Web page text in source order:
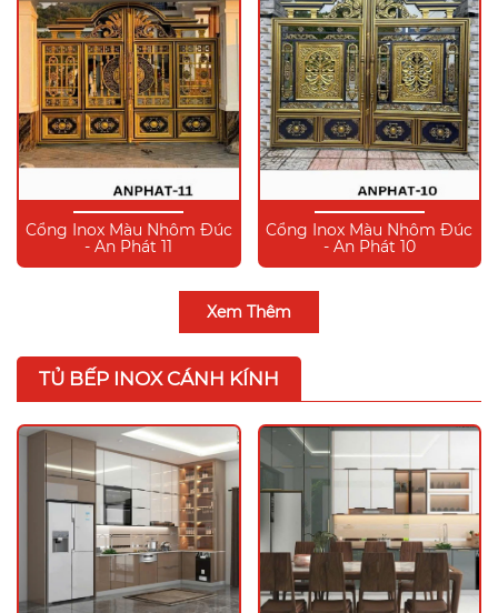
Cổng Inox Màu Nhôm Đúc
- An Phát 11
Cổng Inox Màu Nhôm Đúc
- An Phát 10
Xem Thêm
TỦ BẾP INOX CÁNH KÍNH